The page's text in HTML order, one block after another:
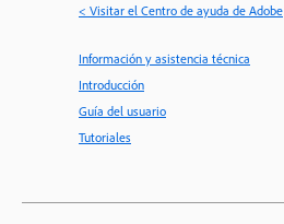
< Visitar el Centro de ayuda de Adobe
Información y asistencia técnica
Introducción
Guía del usuario
Tutoriales